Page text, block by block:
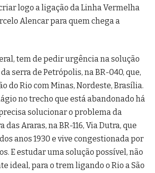
logo a ligação da Linha Vermelha
Alencar para quem chega a
tem de pedir urgência na solução
serra de Petrópolis, na BR-040, que,
do Rio com Minas, Nordeste, Brasília.
no trecho que está abandonado há
solucionar o problema da
das Araras, na BR-116, Via Dutra, que
anos 1930 e vive congestionada por
E estudar uma solução possível, não
ideal, para o trem ligando o Rio a São